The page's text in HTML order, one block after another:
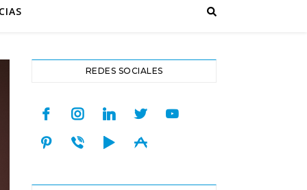
REDES SOCIALES
facebookinstagramlinkedintwitteryoutube
pinterest
viber play appstore